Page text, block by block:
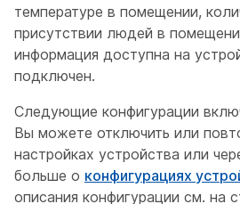
температуре в помещении,
присутствии людей в
информация доступна на
подключен.
Следующие конфигурации
Вы можете отключить или
настройках устройства или
больше о конфигурациях
описания конфигурации см. на